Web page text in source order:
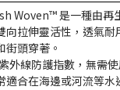
Woven™ 是一種由再
向拉伸靈活性，透氣耐
頭穿著。
外線防護指數，無需
適合在海邊或河流等水